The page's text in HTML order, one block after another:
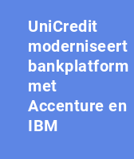
UniCredit
moderniseert
bankplatform
met
Accenture en
IBM